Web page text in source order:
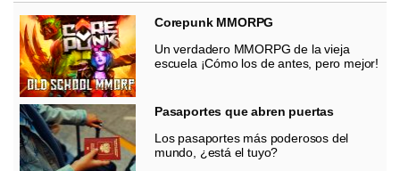
Corepunk MMORPG
Un verdadero MMORPG de la vieja
escuela ¡Cómo los de antes, pero mejor!
Pasaportes que abren puertas
Los pasaportes más poderosos del
mundo, ¿está el tuyo?